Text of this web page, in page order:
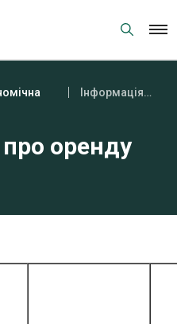
Інформація про оренду
оренду